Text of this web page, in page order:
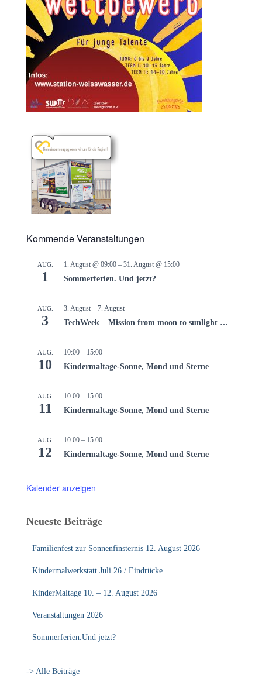
Kommende Veranstaltungen
AUG.
1
1. August @ 09:00 – 31. August @ 15:00
Sommerferien. Und jetzt?
AUG.
3
3. August – 7. August
TechWeek – Mission from moon to sunlight …
AUG.
10
10:00 – 15:00
Kindermaltage-Sonne, Mond und Sterne
AUG.
11
10:00 – 15:00
Kindermaltage-Sonne, Mond und Sterne
AUG.
12
10:00 – 15:00
Kindermaltage-Sonne, Mond und Sterne
Kalender anzeigen
Neueste Beiträge
Familienfest zur Sonnenfinsternis 12. August 2026
Kindermalwerkstatt Juli 26 / Eindrücke
KinderMaltage 10. – 12. August 2026
Veranstaltungen 2026
Sommerferien.Und jetzt?
-> Alle Beiträge